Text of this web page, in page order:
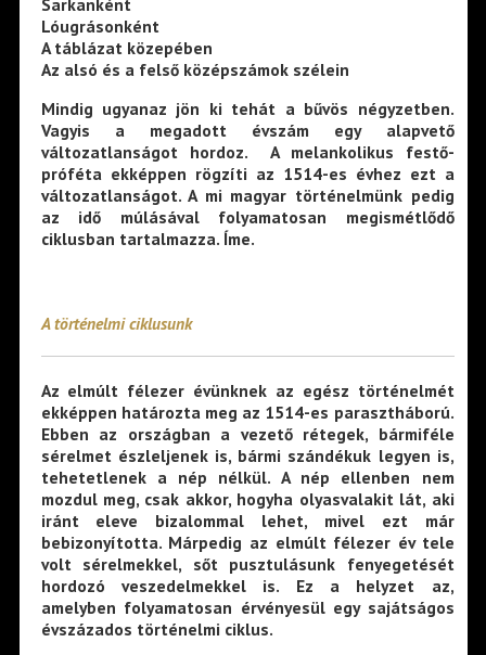
Sarkanként
Lóugrásonként
A táblázat közepében
Az alsó és a felső középszámok szélein
Mindig ugyanaz jön ki tehát a bűvös négyzetben.
Vagyis a megadott évszám egy alapvető
változatlanságot hordoz. A melankolikus festő-
próféta ekképpen rögzíti az 1514-es évhez ezt a
változatlanságot. A mi magyar történelmünk pedig
az idő múlásával folyamatosan megismétlődő
ciklusban tartalmazza. Íme.
A történelmi ciklusunk
Az elmúlt félezer évünknek az egész történelmét
ekképpen határozta meg az 1514-es parasztháború.
Ebben az országban a vezető rétegek, bármiféle
sérelmet észleljenek is, bármi szándékuk legyen is,
tehetetlenek a nép nélkül. A nép ellenben nem
mozdul meg, csak akkor, hogyha olyasvalakit lát, aki
iránt eleve bizalommal lehet, mivel ezt már
bebizonyította. Márpedig az elmúlt félezer év tele
volt sérelmekkel, sőt pusztulásunk fenyegetését
hordozó veszedelmekkel is. Ez a helyzet az,
amelyben folyamatosan érvényesül egy sajátságos
évszázados történelmi ciklus.